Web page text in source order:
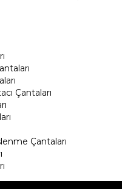
Çantaları
Çantaları